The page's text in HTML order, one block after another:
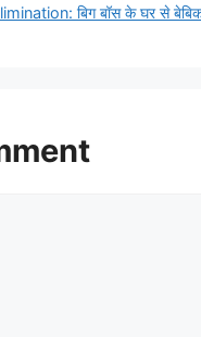
बिग बॉस के घर से बेबिका